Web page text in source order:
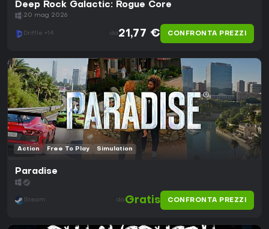
Deep Rock Galactic: Rogue Core
20 mag 2026
Driffle +14 da 21,77 € CONFRONTA PREZZI
Action Free To Play Simulation
Paradise
Steam da Gratis CONFRONTA PREZZI